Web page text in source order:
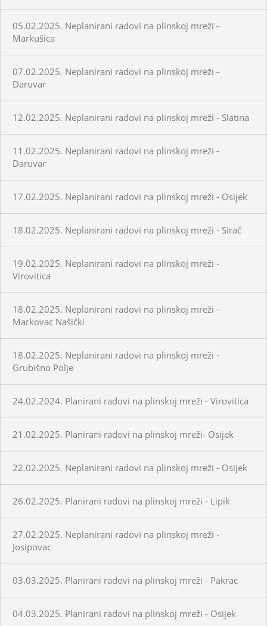
05.02.2025. Neplanirani radovi na plinskoj mreži -
Markušica
07.02.2025. Neplanirani radovi na plinskoj mreži -
Daruvar
12.02.2025. Neplanirani radovi na plinskoj mreži - Slatina
11.02.2025. Neplanirani radovi na plinskoj mreži -
Daruvar
17.02.2025. Neplanirani radovi na plinskoj mreži - Osijek
18.02.2025. Neplanirani radovi na plinskoj mreži - Sirač
19.02.2025. Neplanirani radovi na plinskoj mreži -
Virovitica
18.02.2025. Neplanirani radovi na plinskoj mreži -
Markovac Našički
18.02.2025. Neplanirani radovi na plinskoj mreži -
Grubišno Polje
24.02.2024. Planirani radovi na plinskoj mreži - Virovitica
21.02.2025. Planirani radovi na plinskoj mreži- Osijek
22.02.2025. Neplanirani radovi na plinskoj mreži - Osijek
26.02.2025. Planirani radovi na plinskoj mreži - Lipik
27.02.2025. Neplanirani radovi na plinskoj mreži -
Josipovac
03.03.2025. Planirani radovi na plinskoj mreži - Pakrac
04.03.2025. Planirani radovi na plinskoj mreži - Osijek